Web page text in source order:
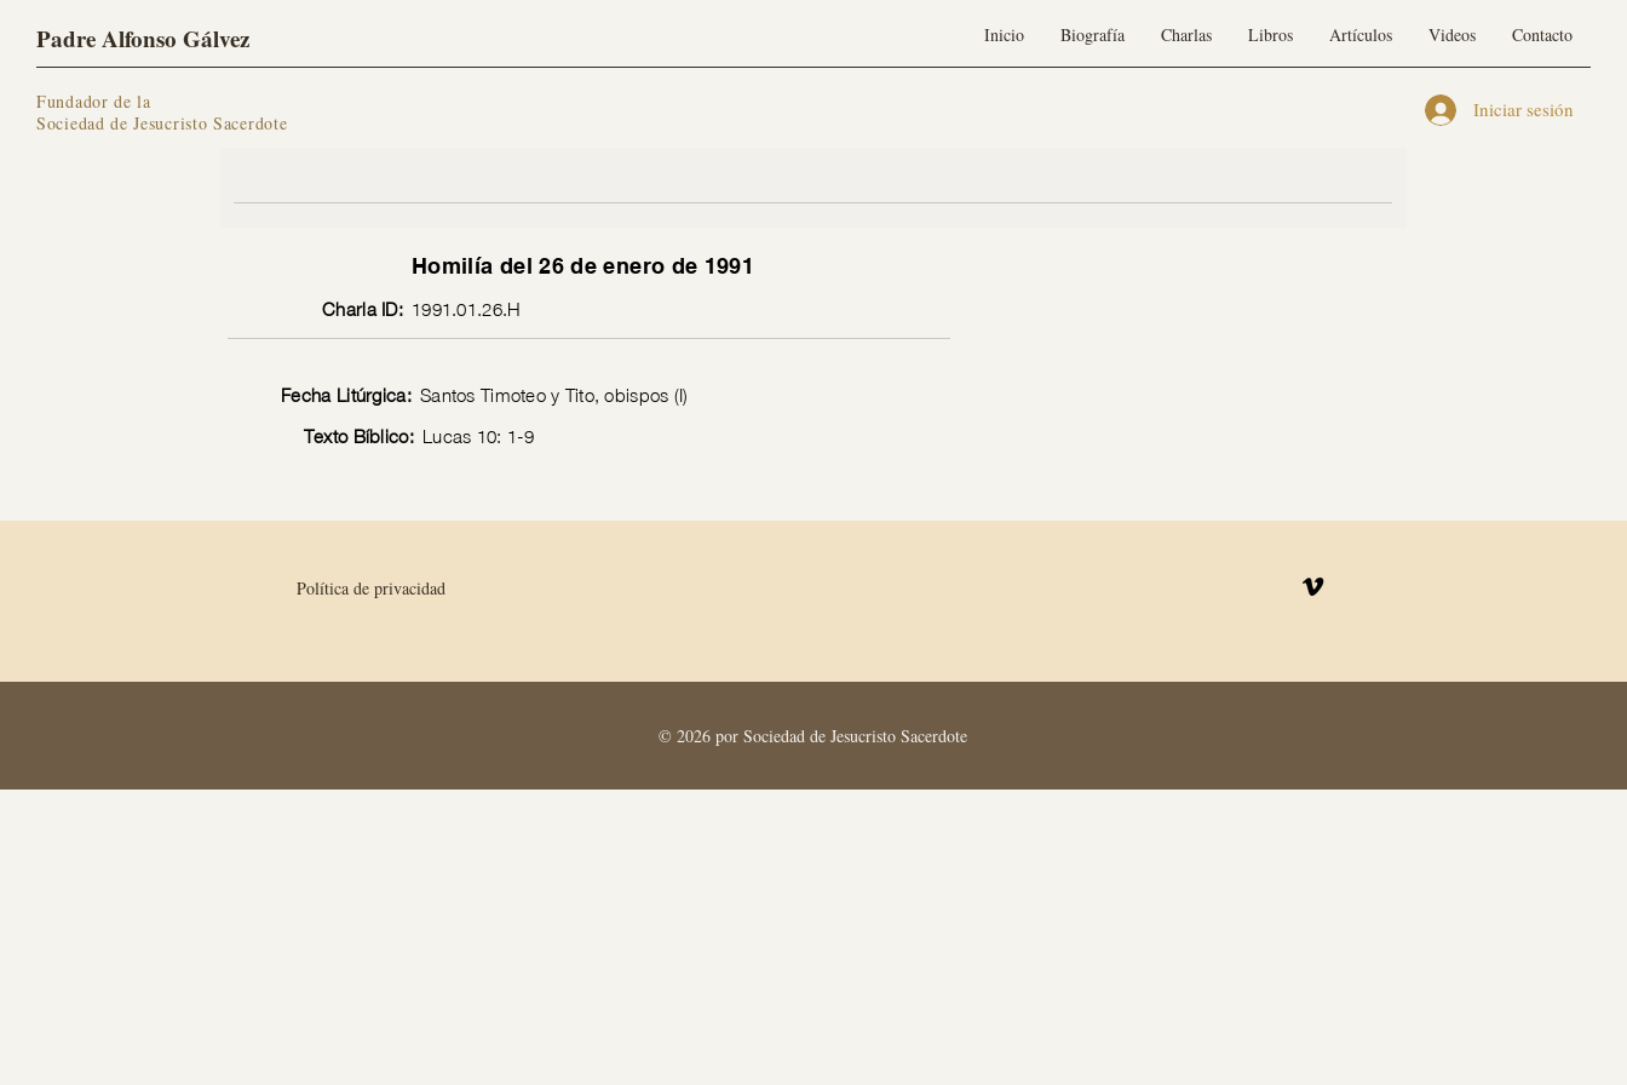
Padre Alfonso Gálvez
Fundador de la
Sociedad de Jesucristo Sacerdote
Inicio Biografía Charlas Libros Artículos Videos Contacto
Iniciar sesión
Homilía del 26 de enero de 1991
Charla ID: 1991.01.26.H
Fecha Litúrgica: Santos Timoteo y Tito, obispos (I)
Texto Bíblico: Lucas 10: 1-9
Política de privacidad
© 2026 por Sociedad de Jesucristo Sacerdote